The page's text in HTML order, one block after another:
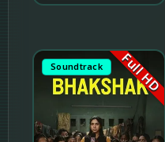
Soundtrack Full HD